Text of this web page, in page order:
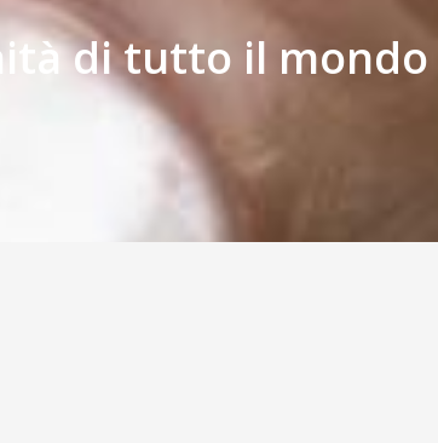
di tutto il mondo